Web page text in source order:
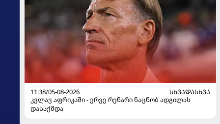
11:38/05-08-2026
ᲡᲮᲕᲐᲓᲐᲡᲮᲕᲐ
კვლავ აფრიკაში - ერვე რენარი ნაცნობ ადგილას
დასაქმდა